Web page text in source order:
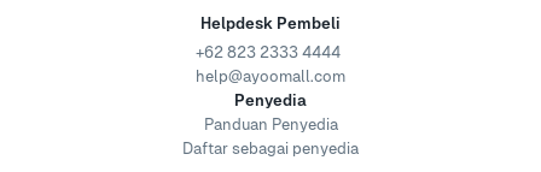
Helpdesk Pembeli
+62 823 2333 4444
help@ayoomall.com
Penyedia
Panduan Penyedia
Daftar sebagai penyedia